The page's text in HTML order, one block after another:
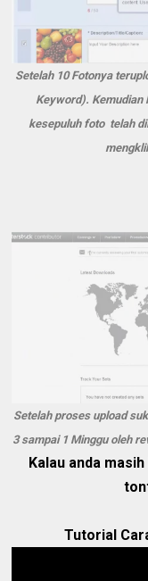
Setelah 10 Fotonya
Keyword). Kemudian
kesepuluh foto telah
Setelah proses upload
3 sampai 1 Minggu oleh
Kalau anda
Tutorial